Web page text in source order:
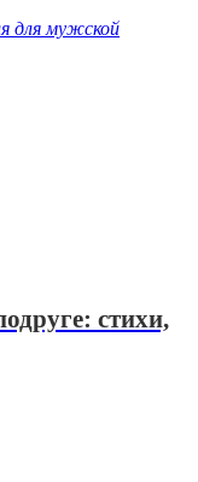
для мужской
стихи,